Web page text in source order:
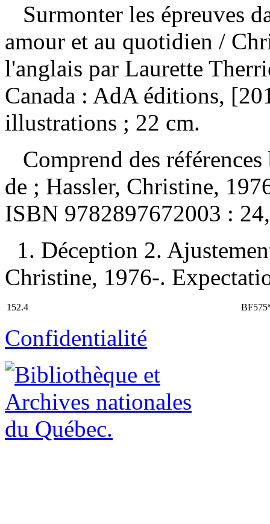
Surmonter les épreuves
amour et au quotidien /
l'anglais par Laurette
Canada : AdA éditions,
illustrations ; 22 cm.
Comprend des
de ; Hassler, Christine,
ISBN 9782897672003 :
1. Déception 2.
Christine, 1976-.
152.4
Confidentialité